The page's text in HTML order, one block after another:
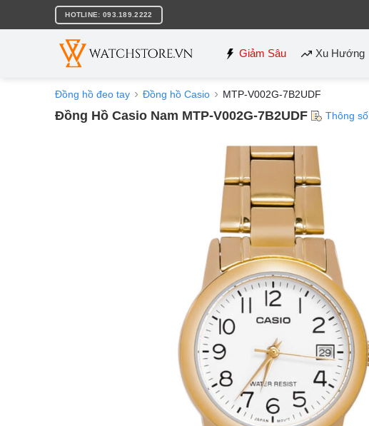
nội
HOTLINE: 093.189.2222
Giảm Sâu Xu Hướng
Đồng hồ đeo tay Đồng hồ Casio MTP-V002G-7B2UDF
Đồng Hồ Casio Nam MTP-V002G-7B2UDF Thông số